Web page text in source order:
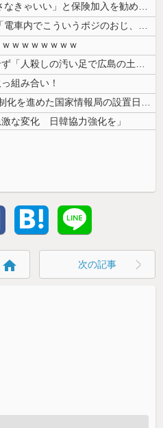
「私は入りません、 事故起こさなきゃいい」と保険加入を勧められた推し活...
【画像】 まんさん、ブチ切れ「電車内でこういうポジのおじ、ガチでイラネ...
ｗｗｗｗｗｗｗ
左翼市民団体、広島では通用せず「人殺しの汚い足で広島の土を踏むな！」→...
組み合い！
（ ´_ゝ`）中国「高市政権が法制化を進めた国家情報局の設置日が7月3...
な変化 日韓協力強化を」
home 次の記事